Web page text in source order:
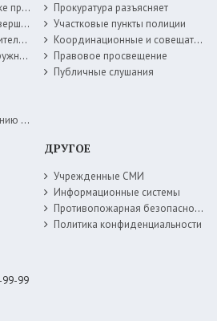
Прокуратура разъясняет
Участковые пункты полиции
Координационные и совещательные органы
Правовое просвещение
Публичные слушания
ДРУГОЕ
Учрежденные СМИ
Информационные системы
Противопожарная безопасность
Политика конфиденциальности
99-99